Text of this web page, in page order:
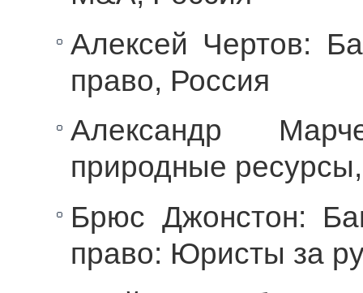
Алексей Чертов:
право, Россия
Александр
природные
Брюс Джонстон:
право: Юристы за